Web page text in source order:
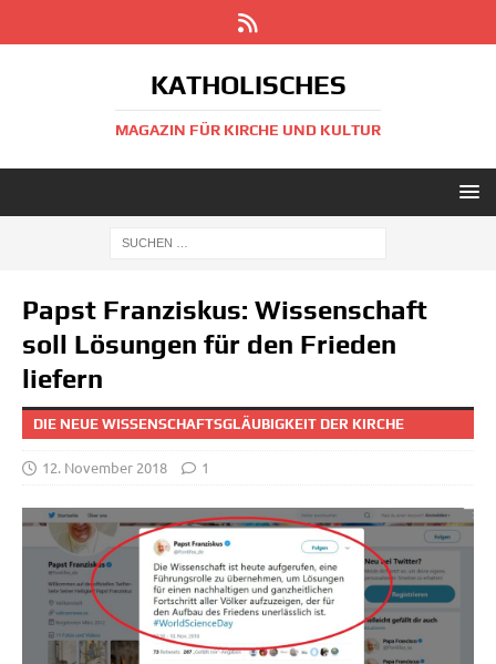
KATHOLISCHES
MAGAZIN FÜR KIRCHE UND KULTUR
Papst Franziskus: Wissenschaft
soll Lösungen für den Frieden
liefern
DIE NEUE WISSENSCHAFTSGLÄUBIGKEIT DER KIRCHE
12. November 2018 1